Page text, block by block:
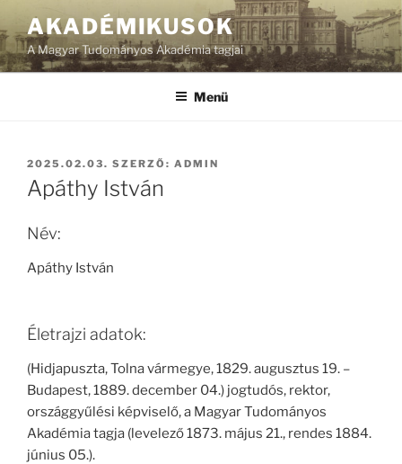
AKADÉMIKUSOK
A Magyar Tudományos Akadémia tagjai
Menü
BEKÜLDVE:
2025.02.03. SZERZŐ: ADMIN
Apáthy István
Név:
Apáthy István
Életrajzi adatok:
(Hidjapuszta, Tolna vármegye, 1829. augusztus 19. –
Budapest, 1889. december 04.) jogtudós, rektor,
országgyűlési képviselő, a Magyar Tudományos
Akadémia tagja (levelező 1873. május 21., rendes 1884.
június 05.).